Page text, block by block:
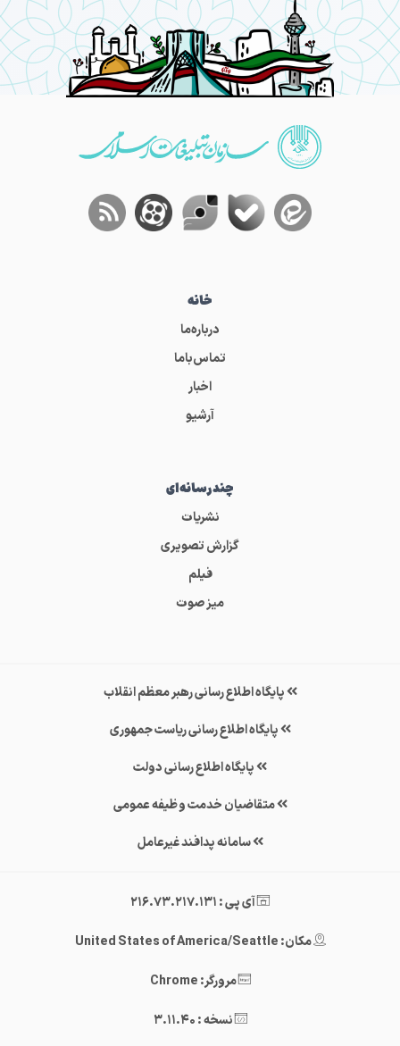
خانه
درباره‌ما
تماس‌باما
اخبار
آرشیو
چندرسانه‌ای
نشریات
گزارش تصویری
فیلم
میز صوت
پایگاه اطلاع رسانی رهبر معظم انقلاب
پایگاه اطلاع رسانی ریاست جمهوری
پایگاه اطلاع رسانی دولت
متقاضیان خدمت وظیفه عمومی
سامانه پدافند غیرعامل
آی پی : 216.73.217.131
مکان: United States of America/Seattle
مرورگر: Chrome
نسخه : 3.11.40